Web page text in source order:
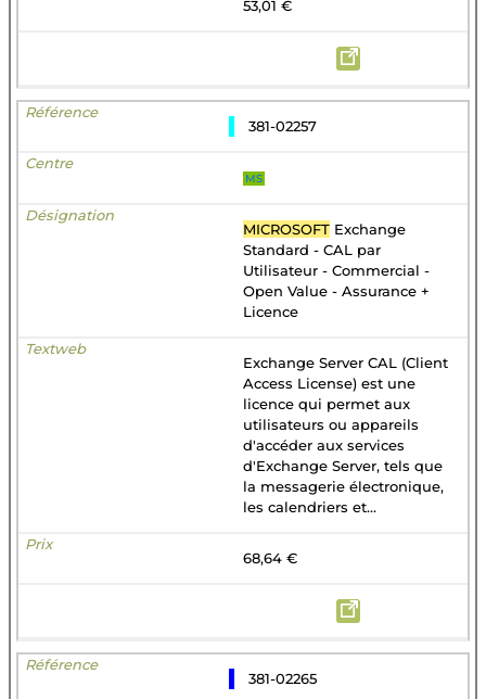
53,01 €
381-02257
MS
MICROSOFT Exchange
Standard - CAL par
Utilisateur - Commercial -
Open Value - Assurance +
Licence
Exchange Server CAL (Client
Access License) est une
licence qui permet aux
utilisateurs ou appareils
d'accéder aux services
d'Exchange Server, tels que
la messagerie électronique,
les calendriers et...
68,64 €
381-02265